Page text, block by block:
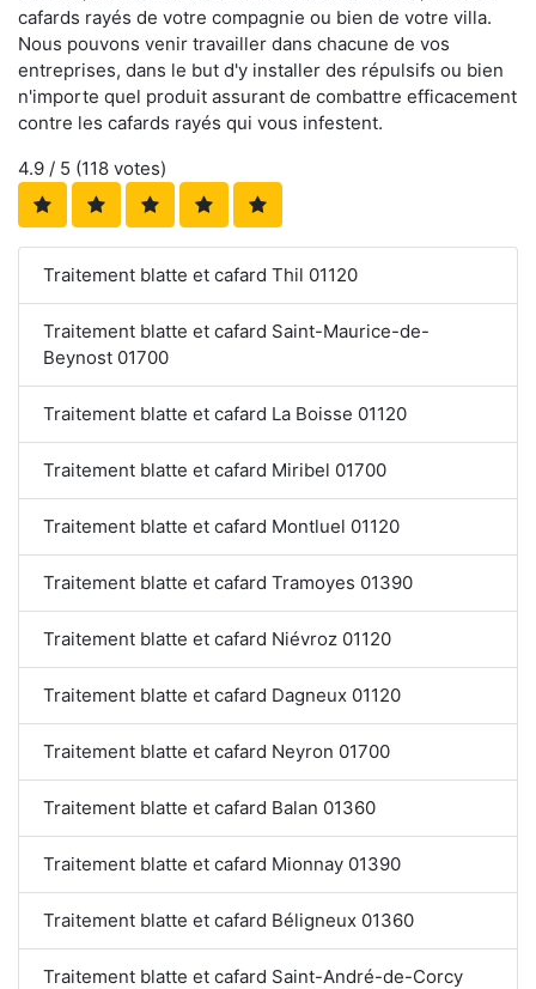
cafards rayés de votre compagnie ou bien de votre villa.
Nous pouvons venir travailler dans chacune de vos
entreprises, dans le but d'y installer des répulsifs ou bien
n'importe quel produit assurant de combattre efficacement
contre les cafards rayés qui vous infestent.
4.9 / 5 (118 votes)
Traitement blatte et cafard Thil 01120
Traitement blatte et cafard Saint-Maurice-de-
Beynost 01700
Traitement blatte et cafard La Boisse 01120
Traitement blatte et cafard Miribel 01700
Traitement blatte et cafard Montluel 01120
Traitement blatte et cafard Tramoyes 01390
Traitement blatte et cafard Niévroz 01120
Traitement blatte et cafard Dagneux 01120
Traitement blatte et cafard Neyron 01700
Traitement blatte et cafard Balan 01360
Traitement blatte et cafard Mionnay 01390
Traitement blatte et cafard Béligneux 01360
Traitement blatte et cafard Saint-André-de-Corcy